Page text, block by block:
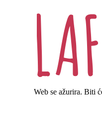
Web se ažurira. Biti